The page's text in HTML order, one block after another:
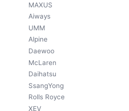
MAXUS
Aiways
UMM
Alpine
Daewoo
McLaren
Daihatsu
SsangYong
Rolls Royce
XEV